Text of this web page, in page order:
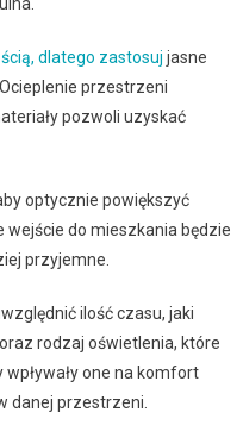
dlatego zastosuj jasne
przestrzeni
pozwoli uzyskać
optycznie powiększyć
wejście do mieszkania będzie
przyjemne.
ilość czasu, jaki
rodzaj oświetlenia, które
wpływały one na komfort
danej przestrzeni.